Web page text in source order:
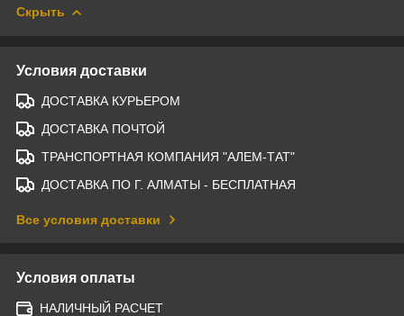
Скрыть
Условия доставки
ДОСТАВКА КУРЬЕРОМ
ДОСТАВКА ПОЧТОЙ
ТРАНСПОРТНАЯ КОМПАНИЯ "АЛЕМ-ТАТ"
ДОСТАВКА ПО Г. АЛМАТЫ - БЕСПЛАТНАЯ
Все условия доставки
Условия оплаты
НАЛИЧНЫЙ РАСЧЕТ